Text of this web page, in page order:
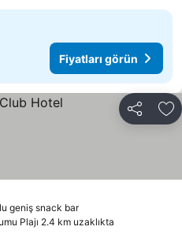
Fiyatları görün
Paylaş
geniş snack bar
Plajı 2.4 km uzaklıkta